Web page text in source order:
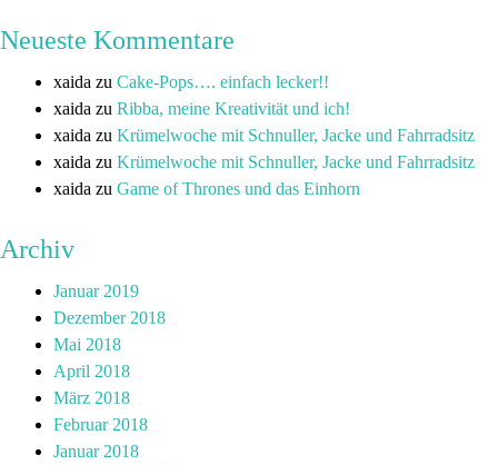
Neueste Kommentare
xaida zu Cake-Pops…. einfach lecker!!
xaida zu Ribba, meine Kreativität und ich!
xaida zu Krümelwoche mit Schnuller, Jacke und Fahrradsitz
xaida zu Krümelwoche mit Schnuller, Jacke und Fahrradsitz
xaida zu Game of Thrones und das Einhorn
Archiv
Januar 2019
Dezember 2018
Mai 2018
April 2018
März 2018
Februar 2018
Januar 2018